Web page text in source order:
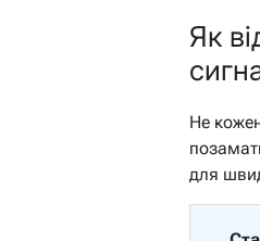
Як
Не
для